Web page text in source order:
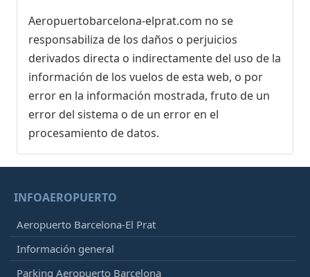
Aeropuertobarcelona-elprat.com no se
responsabiliza de los daños o perjuicios
derivados directa o indirectamente del uso de la
información de los vuelos de esta web, o por
error en la información mostrada, fruto de un
error del sistema o de un error en el
procesamiento de datos.
INFOAEROPUERTO
Aeropuerto Barcelona-El Prat
Información general
Parking Aeropuerto Barcelona